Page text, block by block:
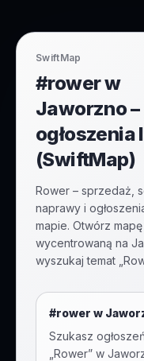
SwiftMap
#rower w
Jaworzno –
ogłoszenia
(SwiftMap)
Rower – sprzedaż,
naprawy i
mapie. Otwórz
wycentrowaną na
wyszukaj temat
#rower w
Szukasz
Rower” w